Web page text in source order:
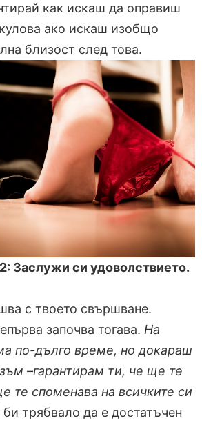
как искаш да оправиш
ако искаш изобщо
близост след това.
Заслужи си удоволствието.
с твоето свършване.
започва тогава. На
по-дълго време, но докараш
–гарантирам ти, че ще те
те споменава на всичките си
би трябвало да е достатъчен